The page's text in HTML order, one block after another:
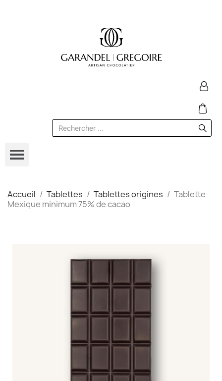
Accueil Tablettes Tablettes origines
Tablette
Mexique minimum 75% de cacao